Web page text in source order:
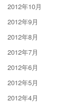
2012年10月
2012年9月
2012年8月
2012年7月
2012年6月
2012年5月
2012年4月